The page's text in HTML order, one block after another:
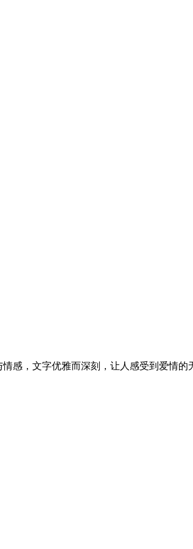
感，文字优雅而深刻，让人感受到爱情的